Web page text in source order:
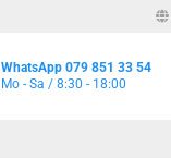
WhatsApp 079 851 33 54
Mo - Sa / 8:30 - 18:00